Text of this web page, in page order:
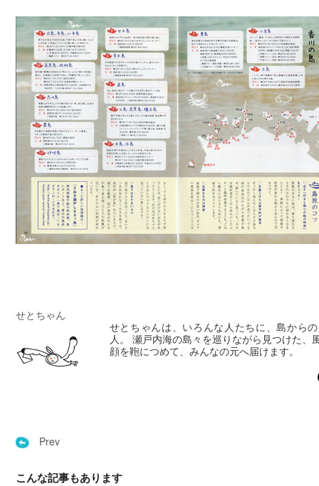
せとちゃん
せとちゃんは、いろんな人たちに、島から
人。 瀬戸内海の島々を巡りながら見つけた、
顔を鞄につめて、みんなの元へ届けます。
Prev
こんな記事もあります